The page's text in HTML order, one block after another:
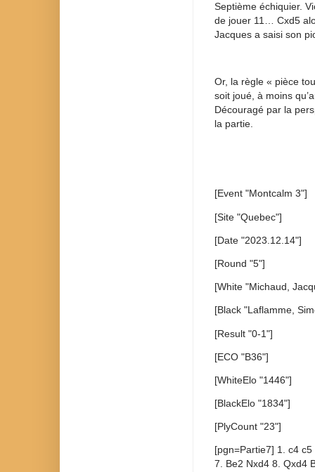
Septième échiquier.
de jouer 11… Cxd5
Jacques a saisi son
Or, la règle « pièce
soit joué, à moins
Découragé par la
la partie.
[Event "Montcalm 3"]
[Site "Quebec"]
[Date "2023.12.14"]
[Round "5"]
[White "Michaud,
[Black "Laflamme,
[Result "0-1"]
[ECO "B36"]
[WhiteElo "1446"]
[BlackElo "1834"]
[PlyCount "23"]
[pgn=Partie7] 1. c4
7. Be2 Nxd4 8. Qxd4